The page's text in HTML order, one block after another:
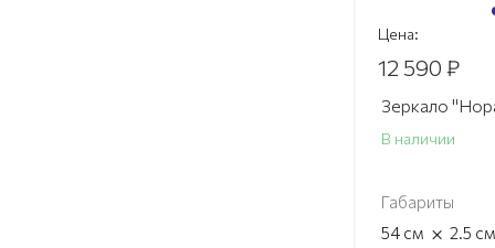
Цена:
12 590 ₽
Зеркало
В наличии
Габариты
54 см × 2.5 см